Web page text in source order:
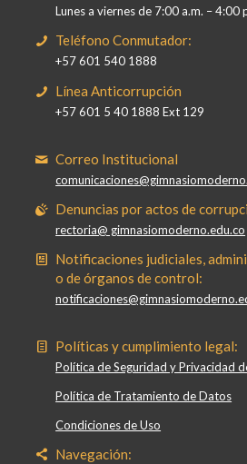
Lunes a viernes de 7:00 a.m. – 4:00
Teléfono Conmutador:
+57 601 540 1888
Línea Anticorrupción
+57 601 5 40 1888 Ext 129
Correo Institucional
Denuncias por actos de
rectoria@ gimnasiomoderno.edu.co
Notificaciones judiciales,
o de órganos de control:
Políticas y cumplimiento legal:
Política de Seguridad y Privacidad
Política de Tratamiento de Datos
Condiciones de Uso
Navegación: